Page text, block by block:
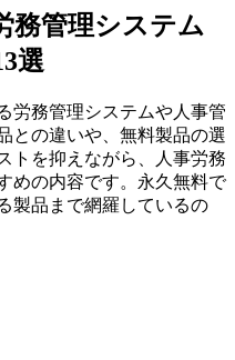
務管理システム
選
労務管理システムや人事管
との違いや、無料製品の選
トを抑えながら、人事労務
めの内容です。永久無料で
製品まで網羅しているの